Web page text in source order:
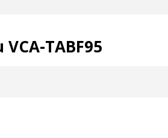
TABF95